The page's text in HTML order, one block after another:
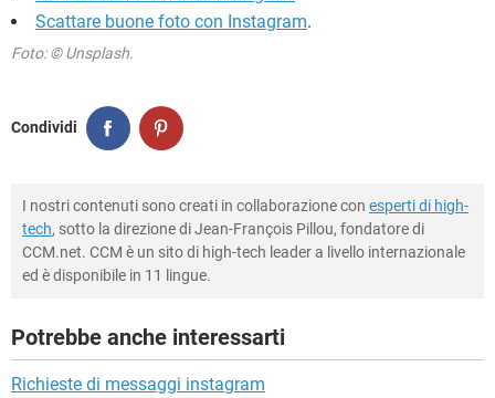
Scattare buone foto con Instagram.
Foto: © Unsplash.
Condividi
I nostri contenuti sono creati in collaborazione con esperti di high-
tech, sotto la direzione di Jean-François Pillou, fondatore di
CCM.net. CCM è un sito di high-tech leader a livello internazionale
ed è disponibile in 11 lingue.
Potrebbe anche interessarti
Richieste di messaggi instagram